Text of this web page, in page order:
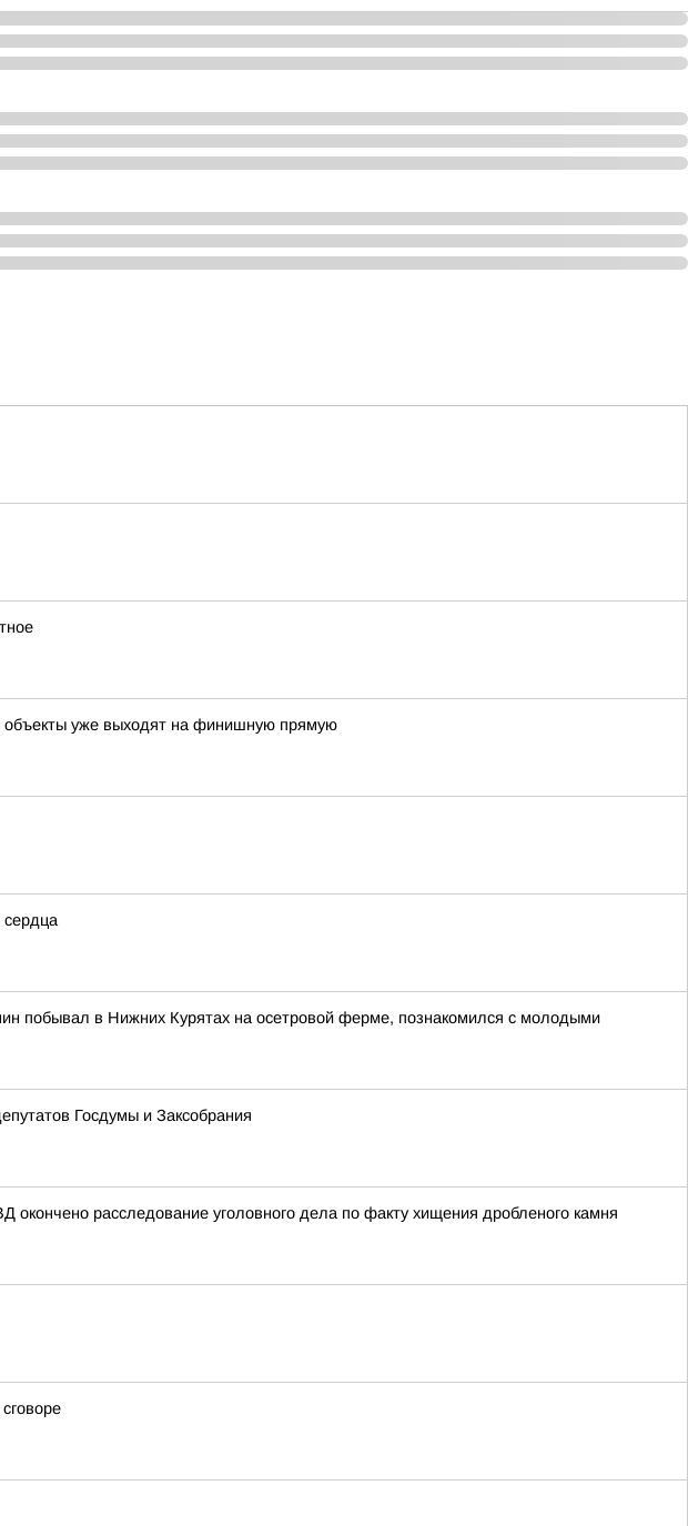
объекты уже выходят на финишную прямую
побывал в Нижних Курятах на осетровой ферме, познакомился с молодыми
Госдумы и Заксобрания
расследование уголовного дела по факту хищения дробленого камня